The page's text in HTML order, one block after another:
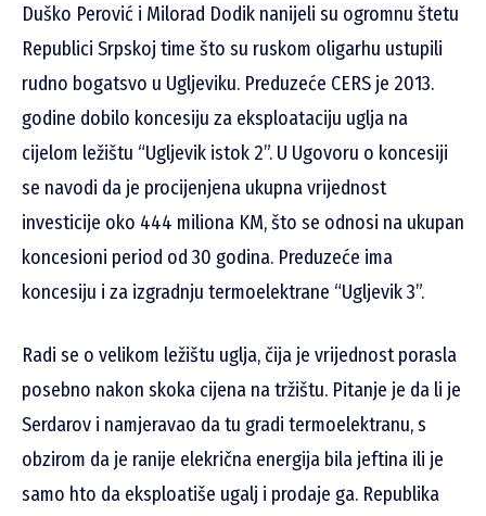
Duško Perović i Milorad Dodik nanijeli su ogromnu štetu
Republici Srpskoj time što su ruskom oligarhu ustupili
rudno bogatsvo u Ugljeviku. Preduzeće CERS je 2013.
godine dobilo koncesiju za eksploataciju uglja na
cijelom ležištu “Ugljevik istok 2”. U Ugovoru o koncesiji
se navodi da je procijenjena ukupna vrijednost
investicije oko 444 miliona KM, što se odnosi na ukupan
koncesioni period od 30 godina. Preduzeće ima
koncesiju i za izgradnju termoelektrane “Ugljevik 3”.
Radi se o velikom ležištu uglja, čija je vrijednost porasla
posebno nakon skoka cijena na tržištu. Pitanje je da li je
Serdarov i namjeravao da tu gradi termoelektranu, s
obzirom da je ranije elekrična energija bila jeftina ili je
samo hto da eksploatiše ugalj i prodaje ga. Republika